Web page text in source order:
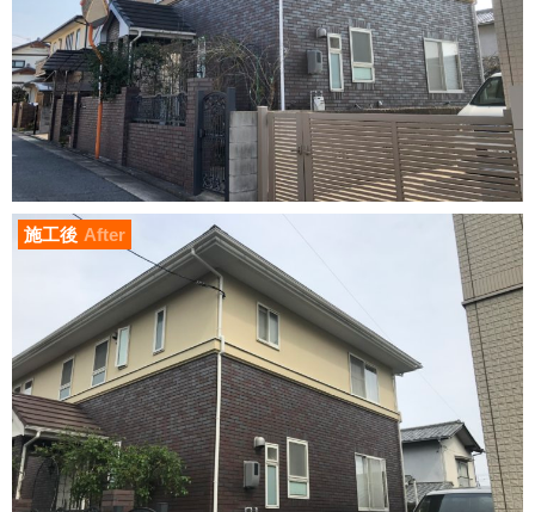
施工後 After